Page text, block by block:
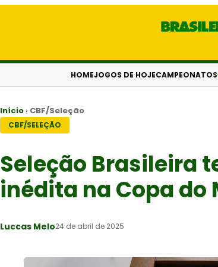
HOMEJOGOS DE HOJECAMPEONATOS
Início › CBF/Seleção
CBF/SELEÇÃO
Seleção Brasileira
inédita na Copa do
Luccas Melo24 de abril de 2025